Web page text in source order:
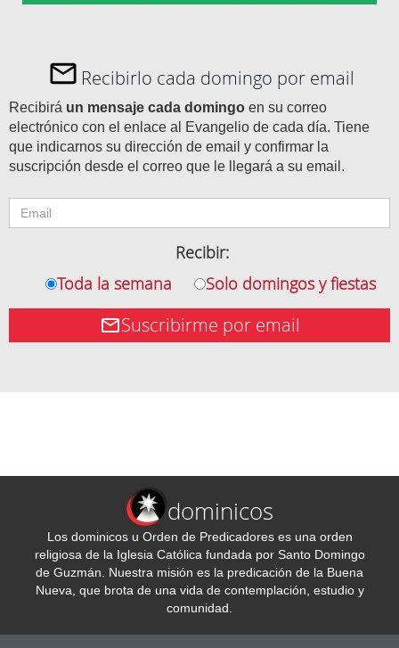
Recibirlo cada domingo por email
Recibirá un mensaje cada domingo en su correo
electrónico con el enlace al Evangelio de cada día. Tiene
que indicarnos su dirección de email y confirmar la
suscripción desde el correo que le llegará a su email.
Recibir:
Toda la semana
Solo domingos y fiestas
Suscribirme por email
dominicos
Los dominicos u Orden de Predicadores es una orden
religiosa de la Iglesia Católica fundada por Santo Domingo
de Guzmán. Nuestra misión es la predicación de la Buena
Nueva, que brota de una vida de contemplación, estudio y
comunidad.